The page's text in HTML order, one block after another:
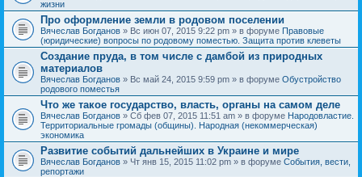
жизни
Про оформление земли в родовом поселении
Вячеслав Богданов » Вс июн 07, 2015 9:22 pm » в форуме Правовые
(юридические) вопросы по родовому поместью. Защита против клеветы
Создание пруда, в том числе с дамбой из природных
материалов
Вячеслав Богданов » Вс май 24, 2015 9:59 pm » в форуме Обустройство
родового поместья
Что же такое государство, власть, органы на самом деле
Вячеслав Богданов » Сб фев 07, 2015 11:51 am » в форуме Народовластие.
Территориальные громады (общины). Народная (некоммерческая)
экономика
Развитие событий дальнейших в Украине и мире
Вячеслав Богданов » Чт янв 15, 2015 11:02 pm » в форуме События, вести,
репортажи